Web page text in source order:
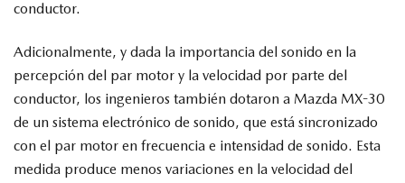
conductor.
Adicionalmente, y dada la importancia del sonido en la
percepción del par motor y la velocidad por parte del
conductor, los ingenieros también dotaron a Mazda MX-30
de un sistema electrónico de sonido, que está sincronizado
con el par motor en frecuencia e intensidad de sonido. Esta
medida produce menos variaciones en la velocidad del